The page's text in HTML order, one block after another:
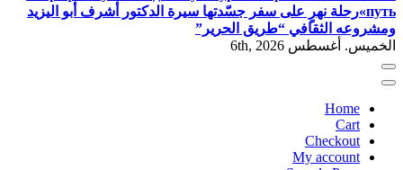
путь» رحلة نهرٍ على سفر جسّدتها سيرة الدكتور أشرف أبو اليزيد
ومشروعه الثقافي “طريق الحرير”
الخميس. أغسطس 6th, 2026
Home
Cart
Checkout
My account